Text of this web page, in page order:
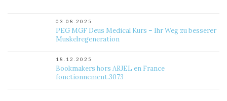
03.08.2025
PEG MGF Deus Medical Kurs – Ihr Weg zu besserer
Muskelregeneration
18.12.2025
Bookmakers hors ARJEL en France
fonctionnement.3073